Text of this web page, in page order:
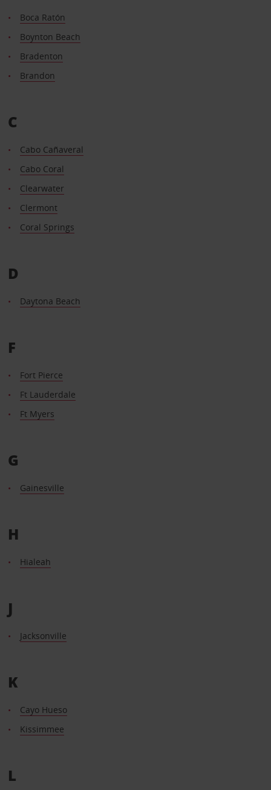
Boca Ratón
Boynton Beach
Bradenton
Brandon
C
Cabo Cañaveral
Cabo Coral
Clearwater
Clermont
Coral Springs
D
Daytona Beach
F
Fort Pierce
Ft Lauderdale
Ft Myers
G
Gainesville
H
Hialeah
J
Jacksonville
K
Cayo Hueso
Kissimmee
L